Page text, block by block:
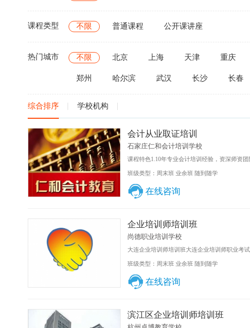
课程类型 不限 普通课程 公开课讲座
热门城市 不限 北京 上海 天津 重庆
郑州 哈尔滨 武汉 长沙 长春
综合排序 学校机构
会计从业取证培训
石家庄仁和会计培训学校
课程特色1.10年专业会计培训经验，资深师资
班级类型：周末班 业余班 随到随学
在线咨询
企业培训师培训班
尚德职业培训学校
大连企业培训师培训班大连企业培训师职业考
班级类型：周末班 业余班 随到随学
在线咨询
滨江区企业培训师培训班